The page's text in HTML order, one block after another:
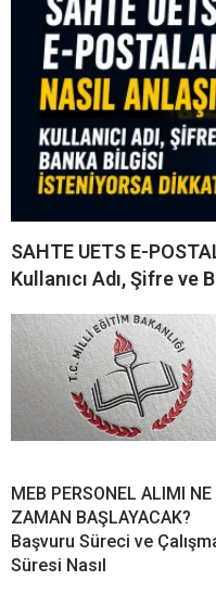
SAHTE UETS E-
Kullanıcı Adı, Şifre
MEB PERSONEL ALIMI NE
ZAMAN BAŞLAYACAK?
Başvuru Süreci ve
Süresi Nasıl